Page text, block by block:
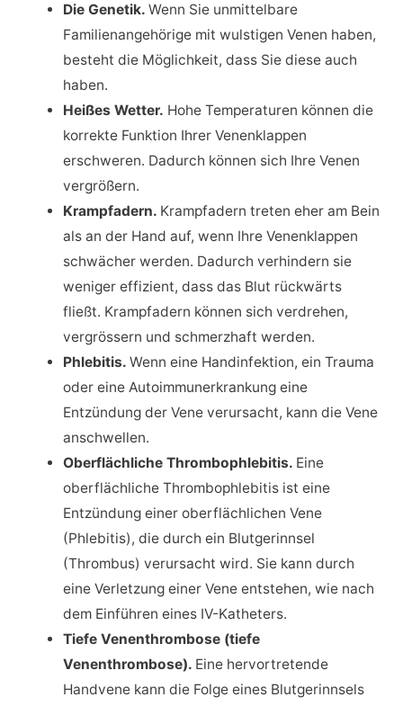
Die Genetik.Wenn Sie unmittelbare
Familienangehörige mit wulstigen Venen haben,
besteht die Möglichkeit, dass Sie diese auch
haben.
Heißes Wetter. Hohe Temperaturen können die
korrekte Funktion Ihrer Venenklappen
erschweren. Dadurch können sich Ihre Venen
vergrößern.
Krampfadern. Krampfadern treten eher am Bein
als an der Hand auf, wenn Ihre Venenklappen
schwächer werden. Dadurch verhindern sie
weniger effizient, dass das Blut rückwärts
fließt. Krampfadern können sich verdrehen,
vergrössern und schmerzhaft werden.
Phlebitis.Wenn eine Handinfektion, ein Trauma
oder eine Autoimmunerkrankung eine
Entzündung der Vene verursacht, kann die Vene
anschwellen.
Oberflächliche Thrombophlebitis. Eine
oberflächliche Thrombophlebitis ist eine
Entzündung einer oberflächlichen Vene
(Phlebitis), die durch ein Blutgerinnsel
(Thrombus) verursacht wird. Sie kann durch
eine Verletzung einer Vene entstehen, wie nach
dem Einführen eines IV-Katheters.
Tiefe Venenthrombose (tiefe
Venenthrombose). Eine hervortretende
Handvene kann die Folge eines Blutgerinnsels